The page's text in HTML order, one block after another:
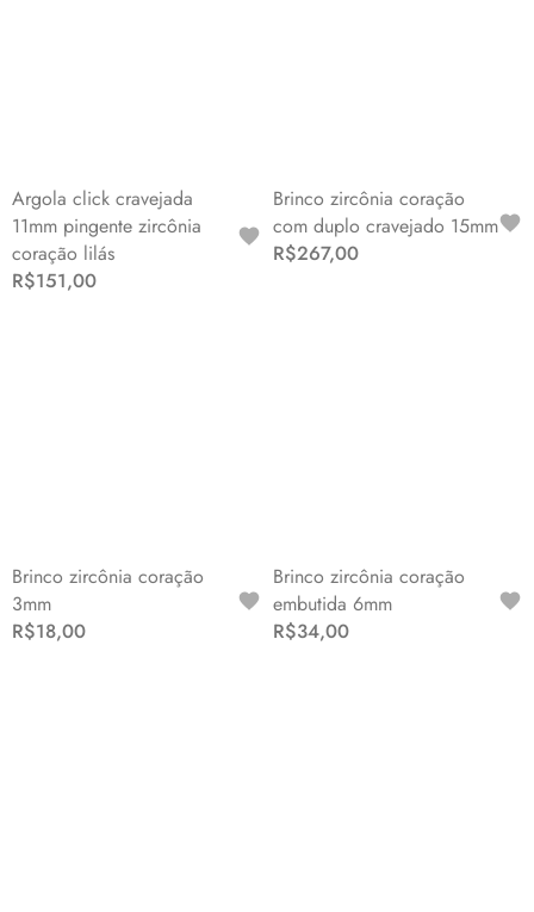
Argola click cravejada
11mm pingente zircônia
coração lilás
R$151,00
Brinco zircônia coração
com duplo cravejado 15mm
R$267,00
Brinco zircônia coração
3mm
R$18,00
Brinco zircônia coração
embutida 6mm
R$34,00